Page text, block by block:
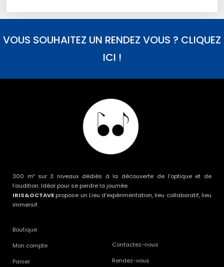
VOUS SOUHAITEZ UN RENDEZ VOUS ? CLIQUEZ
ICI !
300 m² sur 3 niveaux dédiés à la découverte de l’optique et de
l’audition. Idéal pour se perdre la journée.
IRIS&OCTAVE propose un Lieu d’expérimentation, lieu collaboratif, lieu
immersif.
Boutique
Mon compte
Panier
Contactez-nous
Rendez-vous